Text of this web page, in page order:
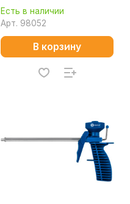
(усиленный,
поворотный) КОБАЛЬТ
924-108
Есть в наличии
Арт. 98052
В корзину